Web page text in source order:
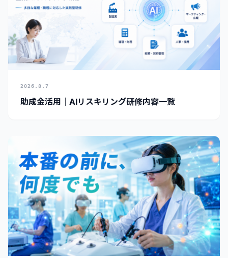
2026.8.7
助成金活用｜AIリスキリング研修内容一覧